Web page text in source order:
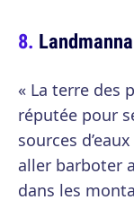
« La terre des
réputée pour
sources
aller barboter
dans les